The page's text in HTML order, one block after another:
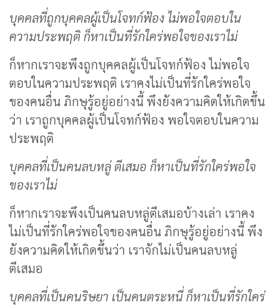
บุคคลที่ถูกบุคคลผู้เป็นโจทก์ฟ้อง ไม่พอใจตอบใน
ความประพฤติ ก็หาเป็นที่รักใคร่พอใจของเราไม่
ก็หากเราจะพึงถูกบุคคลผู้เป็นโจทก์ฟ้อง ไม่พอใจ
ตอบในความประพฤติ เราคงไม่เป็นที่รักใคร่พอใจ
ของคนอื่น ภิกษุรู้อยู่อย่างนี้ พึงยังความคิดให้เกิดขึ้น
ว่า เราถูกบุคคลผู้เป็นโจทก์ฟ้อง พอใจตอบในความ
ประพฤติ
บุคคลที่เป็นคนลบหลู่ ตีเสมอ ก็หาเป็นที่รักใคร่พอใจ
ของเราไม่
ก็หากเราจะพึงเป็นคนลบหลู่ตีเสมอบ้างเล่า เราคง
ไม่เป็นที่รักใคร่พอใจของคนอื่น ภิกษุรู้อยู่อย่างนี้ พึง
ยังความคิดให้เกิดขึ้นว่า เราจักไม่เป็นคนลบหลู่
ตีเสมอ
บุคคลที่เป็นคนริษยา เป็นคนตระหนี่ ก็หาเป็นที่รักใคร่